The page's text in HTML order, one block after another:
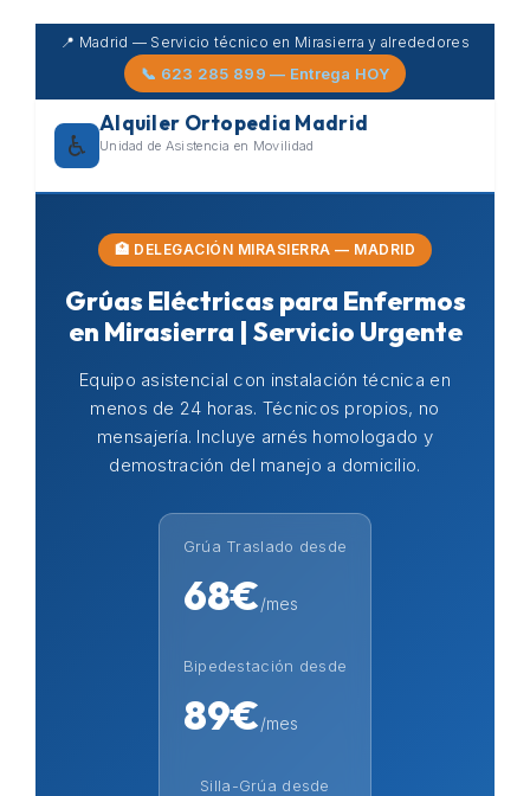
Skip
content
📍 Madrid — Servicio técnico en Mirasierra y alrededores
📞 623 285 899 — Entrega HOY
♿
Alquiler Ortopedia Madrid
Unidad de Asistencia en Movilidad
🏥 DELEGACIÓN MIRASIERRA — MADRID
Grúas Eléctricas para Enfermos
en Mirasierra | Servicio Urgente
Equipo asistencial con instalación técnica en
menos de 24 horas. Técnicos propios, no
mensajería. Incluye arnés homologado y
demostración del manejo a domicilio.
Grúa Traslado desde
68€/mes
Bipedestación desde
89€/mes
Silla-Grúa desde